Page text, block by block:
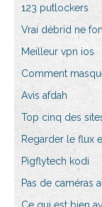
123 putlockers
Vrai débrid ne
Meilleur vpn ios
Comment
Avis afdah
Top cinq des
Regarder le flux
Pigflytech kodi
Pas de caméras